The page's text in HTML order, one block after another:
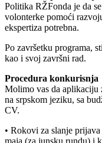
Politika RŽFonda je da
volonterke pomoći
ekspertiza potrebna.
Po završetku programa,
kao i svoj završni rad.
Procedura konkurisnja
Molimo vas da aplikaciju
na srpskom jeziku, sa
CV.
• Rokovi za slanje
maja (za junsku rundu) i